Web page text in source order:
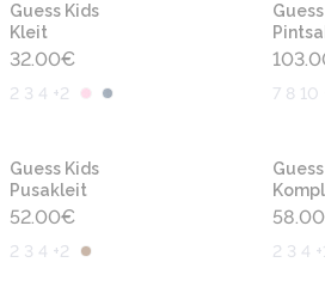
Guess Kids
Kleit
32.00€
2 3 4 +2 7 8 10
Guess Kids
Pusakleit
52.00€
2 3 4 +2
58.00
2 3 4